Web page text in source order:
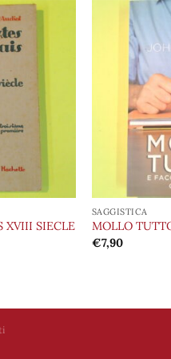
XVIII SIECLE
SAGGISTICA
MOLLO
€7,90